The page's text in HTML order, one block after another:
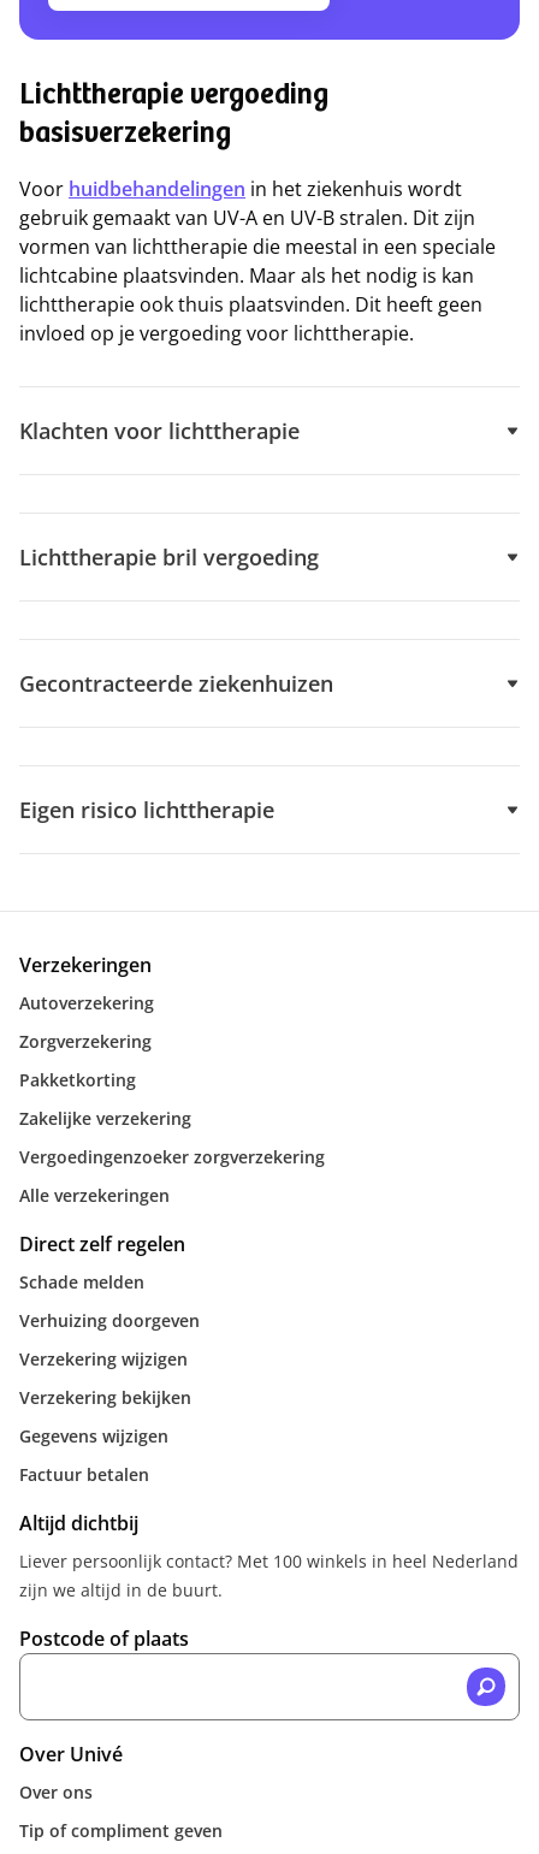
Lichttherapie vergoeding
basisverzekering
Voor huidbehandelingen in het ziekenhuis wordt
gebruik gemaakt van UV-A en UV-B stralen. Dit zijn
vormen van lichttherapie die meestal in een speciale
lichtcabine plaatsvinden. Maar als het nodig is kan
lichttherapie ook thuis plaatsvinden. Dit heeft geen
invloed op je vergoeding voor lichttherapie.
Klachten voor lichttherapie
Lichttherapie bril vergoeding
Gecontracteerde ziekenhuizen
Eigen risico lichttherapie
Verzekeringen
Autoverzekering
Zorgverzekering
Pakketkorting
Zakelijke verzekering
Vergoedingenzoeker zorgverzekering
Alle verzekeringen
Direct zelf regelen
Schade melden
Verhuizing doorgeven
Verzekering wijzigen
Verzekering bekijken
Gegevens wijzigen
Factuur betalen
Altijd dichtbij
Liever persoonlijk contact? Met 100 winkels in heel Nederland
zijn we altijd in de buurt.
Postcode of plaats
Over Univé
Over ons
Tip of compliment geven